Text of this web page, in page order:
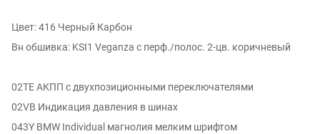
Цвет: 416 Черный Карбон
Вн обшивка: KSI1 Veganza с перф./полос. 2-цв. коричневый
02TE АКПП с двухпозиционными переключателями
02VB Индикация давления в шинах
043Y BMW Individual магнолия мелким шрифтом